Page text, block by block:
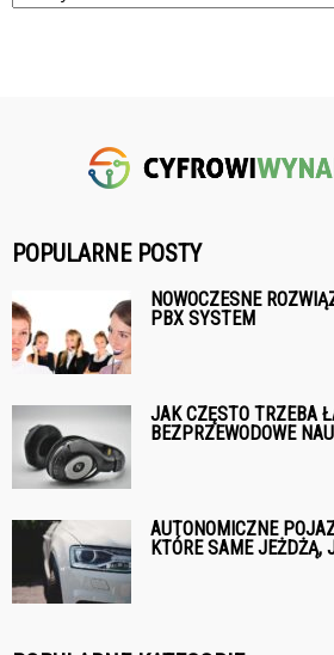
POPULARNE POSTY
NOWOCZESNE
PBX SYSTEM
JAK CZĘSTO TRZEBA
BEZPRZEWODOWE
AUTONOMICZNE
KTÓRE SAME JEŻDŻĄ,